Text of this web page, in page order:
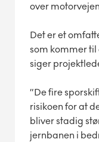
over
Det er et
som kommer
siger
”De fire
risikoen for at
bliver stadig
jernbanen i